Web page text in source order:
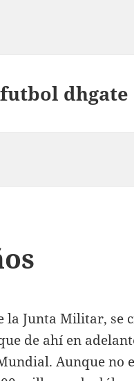
dhgate
la Junta Militar, se
de ahí en
Aunque no